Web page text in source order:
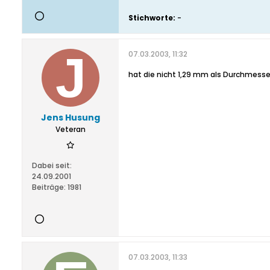
Stichworte: -
Jens Husung
Veteran
Dabei seit:
24.09.2001
Beiträge: 1981
07.03.2003, 11:32
hat die nicht 1,29 mm als
07.03.2003, 11:33